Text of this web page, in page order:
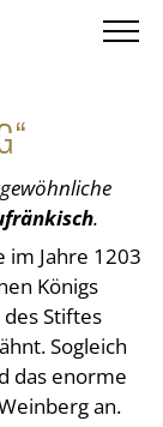
.
im Jahre 1203
Königs
Stiftes
Sogleich
das enorme
an.